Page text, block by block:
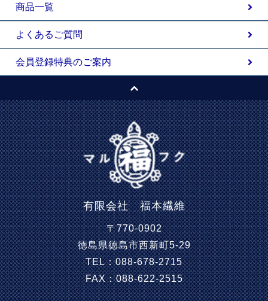
商品一覧
よくあるご質問
会員登録特典のご案内
有限会社 福本繊維
〒770-0902
徳島県徳島市西新町5-29
TEL：088-678-2715
FAX：088-622-2515